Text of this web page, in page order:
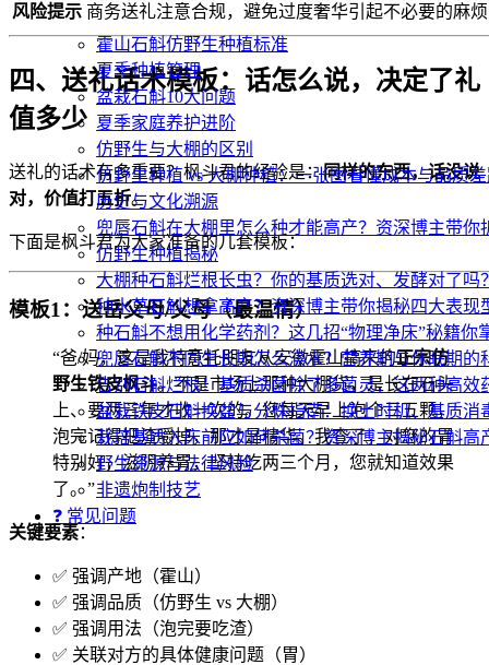
霍山石斛仿野生种植标准
夏季种植管理
盆栽石斛10大问题
夏季家庭养护进阶
仿野生与大棚的区别
仿野生种植 vs 大棚种植：一张图看懂成本与品质
历史与文化溯源
兜唇石斛在大棚里怎么种才能高产？资深博主带你
仿野生种植揭秘
大棚种石斛烂根长虫？你的基质选对、发酵对了吗
种水草石斛想拿高产？资深博主带你揭秘四大表现
种石斛不想用化学药剂？这几招“物理净床”秘籍你
兜唇石斛不同生长期怎么浇水？营养期与休眠期的
告别石斛烂根！基质杀菌除了多菌灵，这两种高效
盆栽铁皮石斛换盆与分株指南：换土时机、基质消
栽培基质入床前应如何杀菌？资深博主揭秘石斛高
野生资源与法律风险
非遗炮制技艺
❓ 常见问题
风险提示 商务送礼注意合规，避免过度奢华引起不必要的麻烦
四、送礼话术模板：话怎么说，决定了礼
值多少
送礼的话术有多重要？枫斗君的经验是：同样的东西，话没说
对，价值打五折。
下面是枫斗君为大家准备的几套模板：
模板1：送岳父母/父母（最温情）
“爸/妈，这是我特意托朋友从安徽霍山搞来的正宗仿
野生铁皮枫斗。不是市场上那种大棚货，是长在石头
上、要两三年才收一次的。您每天早上泡个三五颗，
泡完记得把渣嚼掉，那才是精华。我查了，对您的胃
特别好，滋阴养胃，坚持吃两三个月，您就知道效果
了。”
关键要素：
✅ 强调产地（霍山）
✅ 强调品质（仿野生 vs 大棚）
✅ 强调用法（泡完要吃渣）
✅ 关联对方的具体健康问题（胃）